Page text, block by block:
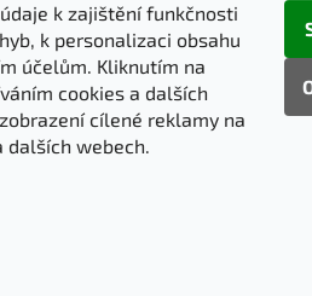
k zajištění funkčnosti
k personalizaci obsahu
účelům. Kliknutím na
cookies a dalších
cílené reklamy na
dalších webech.